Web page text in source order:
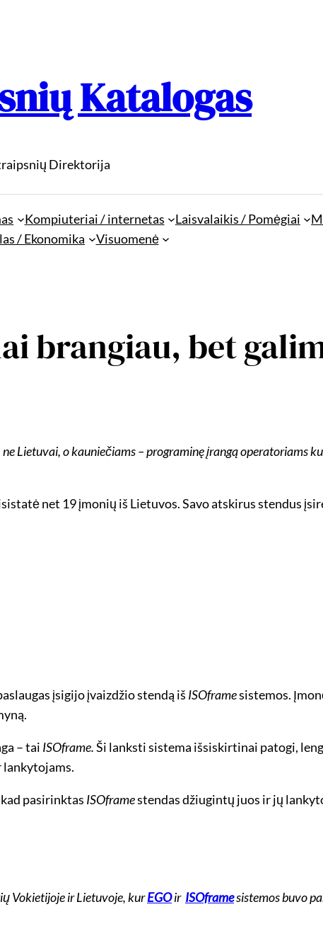
Katalogas
Direktorija
Kompiuteriai / internetas Laisvalaikis / Pomėgiai
/ Ekonomika
Visuomenė
brangiau, bet
Lietuvai, o kauniečiams – programinę įrangą operatoriams
net 19 įmonių iš Lietuvos. Savo atskirus stendus
įsigijo įvaizdžio stendą iš ISOframesistemos.
– tai ISOframe.Ši lanksti sistema išsiskirtinai patogi,
lankytojams.
pasirinktas ISOframestendas džiugintų juos ir jų
Vokietijoje ir Lietuvoje, kurEGOir ISOframesistemos buvo